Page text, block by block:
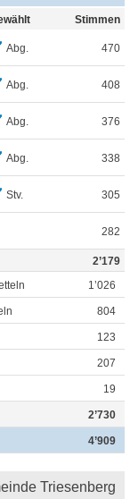
Stimmen
Abg. 470
Abg. 408
Abg. 376
Abg. 338
Stv. 305
282
2’179
1’026
804
123
207
19
2’730
4’909
Triesenberg